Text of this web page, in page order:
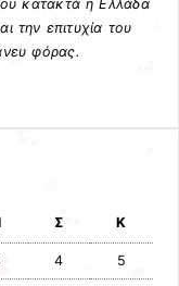
κατακτά η Ελλάδα
την επιτυχία του
φόρας.
Σ Κ
4 5